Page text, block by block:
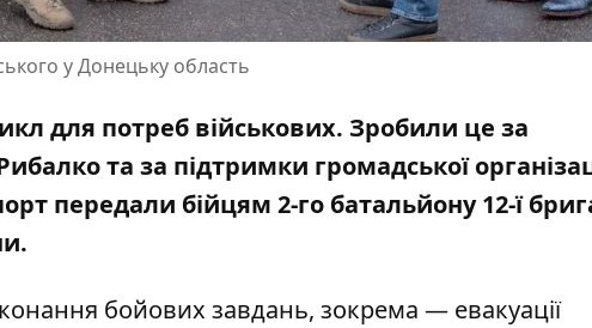
у Донецьку область
для потреб військових. Зробили це за
та за підтримки громадської
передали бійцям 2-го батальйону 12-ї
бойових завдань, зокрема — евакуації